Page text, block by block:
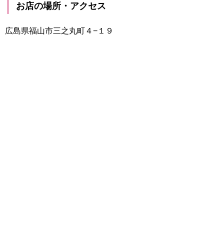
お店の場所・アクセス
広島県福山市三之丸町４−１９